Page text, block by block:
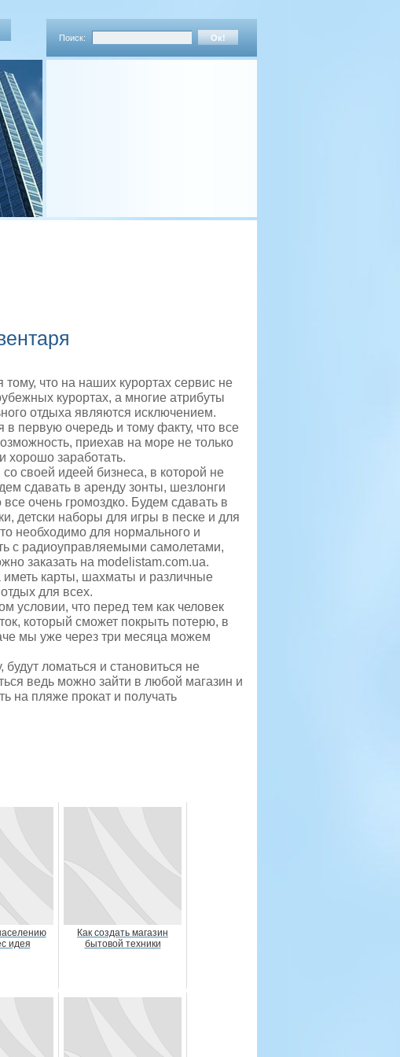
Поиск:
тому, что на наших курортах сервис не
курортах, а многие атрибуты
отдыха являются исключением.
первую очередь и тому факту, что все
приехав на море не только
хорошо заработать.
своей идеей бизнеса, в которой не
сдавать в аренду зонты, шезлонги
очень громоздко. Будем сдавать в
детски наборы для игры в песке и для
необходимо для нормального и
с радиоуправляемыми самолетами,
заказать на modelistam.com.ua.
иметь карты, шахматы и различные
для всех.
условии, что перед тем как человек
который сможет покрыть потерю, в
мы уже через три месяца можем
ломаться и становиться не
ведь можно зайти в любой магазин и
на пляже прокат и получать
идея
Как создать магазин
бытовой техники